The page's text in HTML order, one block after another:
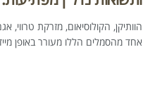
הוותיקן, הקולוסיאום, מזרקת
אחד מהסמלים הללו מעורר באופן